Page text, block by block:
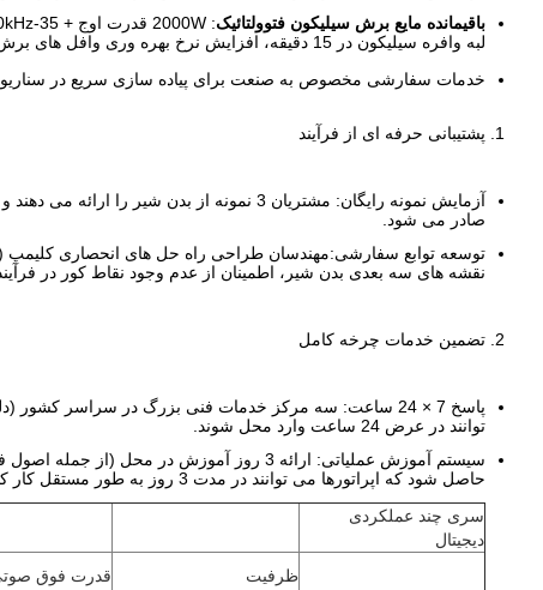
باقیمانده مایع برش سیلیکون فتوولتائیک
لبه وافره سیلیکون در 15 دقیقه، افزایش نرخ بهره وری وافل های برش شده از 88٪ به 96٪.
خدمات سفارشی مخصوص به صنعت برای پیاده سازی سریع در
پشتیبانی حرفه ای از فرآیند
آزمایش نمونه رایگان: مشتریان 3 نمونه از بدن شیر را ارائه می دهند و یک نمونه از
صادر می شود.
توسعه توابع سفارشی:مهندسان طراحی راه حل های انحصاری کلیمپ
نقشه های سه بعدی بدن شیر، اطمینان از عدم وجود نقاط کور در
تضمین خدمات چرخه کامل
پاسخ 7 × 24 ساعت: سه مرکز خدمات فنی بزرگ در سراسر
توانند در عرض 24 ساعت وارد محل شوند.
سیستم آموزش عملیاتی: ارائه 3 روز آموزش
حاصل شود که اپراتورها می توانند در مدت 3 روز به طور مستقل کار کنند..
سری چند عملکردی
دیجیتال
ظرفیت قدرت فوق